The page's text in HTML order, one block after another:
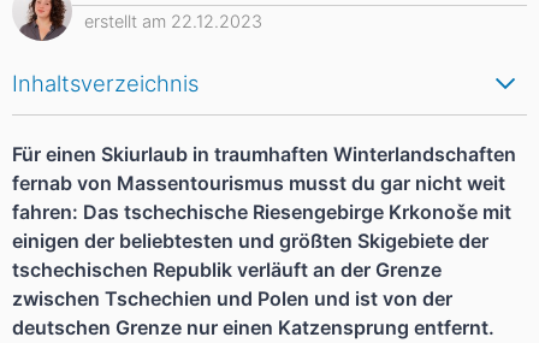
Inhaltsverzeichnis
Für einen Skiurlaub in traumhaften Winterlandschaften
fernab von Massentourismus musst du gar nicht weit
fahren: Das tschechische Riesengebirge Krkonoše mit
einigen der beliebtesten und größten Skigebiete der
tschechischen Republik verläuft an der Grenze
zwischen Tschechien und Polen und ist von der
deutschen Grenze nur einen Katzensprung entfernt.
erstellt am 22.12.2023